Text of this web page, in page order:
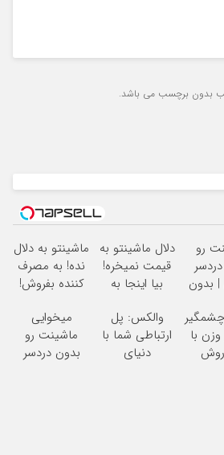
بدون برچسب می باشد.
رو
بدون
دلال ماشینتو به
قیمت نمیخره!
بیا اینجا به
بفروش*فقط
خریدار واقعی*
ماشینتو به دلال
نده! به مصرف
کننده بفروش!
یک تماس
با
والکس: پل
ارتباطی شما با
دنیای
میخوایی
ماشینت رو
بدون دردسر